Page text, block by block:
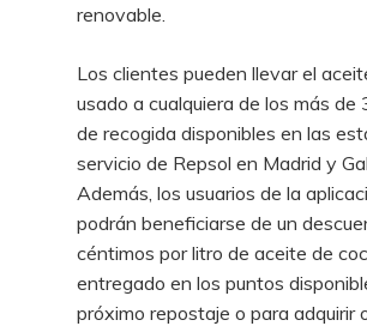
renovable.
Los clientes pueden llevar el
usado a cualquiera de los más de
de recogida disponibles en las
servicio de Repsol en Madrid y
Además, los usuarios de la
podrán beneficiarse de un
céntimos por litro de aceite de
entregado en los puntos
próximo repostaje o para adquirir